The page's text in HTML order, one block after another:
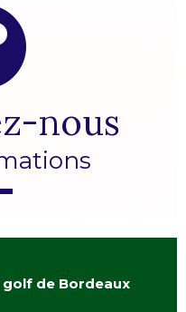
nous
de Bordeaux